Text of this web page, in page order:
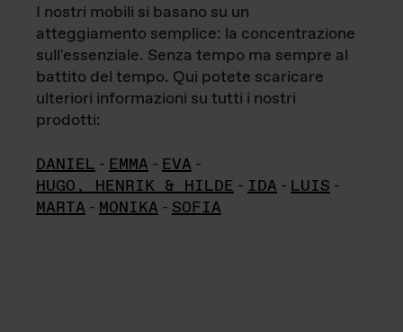
I nostri mobili si basano su un
atteggiamento semplice: la concentrazione
sull'essenziale. Senza tempo ma sempre al
battito del tempo. Qui potete scaricare
ulteriori informazioni su tutti i nostri
prodotti:
DANIEL - EMMA - EVA -
HUGO, HENRIK & HILDE - IDA - LUIS -
MARTA - MONIKA - SOFIA